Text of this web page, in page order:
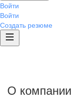
Войти
Войти
Создать резюме
О компании